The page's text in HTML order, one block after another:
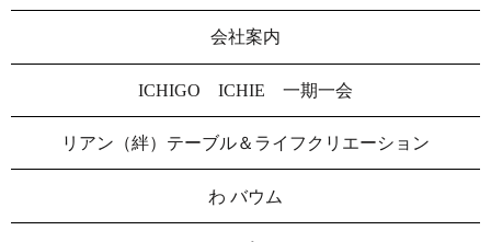
会社案内
ICHIGO ICHIE 一期一会
リアン（絆）テーブル＆ライフクリエーション
わ バウム